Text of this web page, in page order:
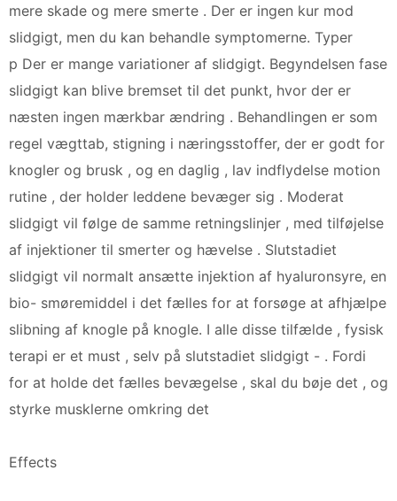
mere skade og mere smerte . Der er ingen kur mod
slidgigt, men du kan behandle symptomerne. Typer
p Der er mange variationer af slidgigt. Begyndelsen fase
slidgigt kan blive bremset til det punkt, hvor der er
næsten ingen mærkbar ændring . Behandlingen er som
regel vægttab, stigning i næringsstoffer, der er godt for
knogler og brusk , og en daglig , lav indflydelse motion
rutine , der holder leddene bevæger sig . Moderat
slidgigt vil følge de samme retningslinjer , med tilføjelse
af injektioner til smerter og hævelse . Slutstadiet
slidgigt vil normalt ansætte injektion af hyaluronsyre, en
bio- smøremiddel i det fælles for at forsøge at afhjælpe
slibning af knogle på knogle. I alle disse tilfælde , fysisk
terapi er et must , selv på slutstadiet slidgigt - . Fordi
for at holde det fælles bevægelse , skal du bøje det , og
styrke musklerne omkring det
Effects